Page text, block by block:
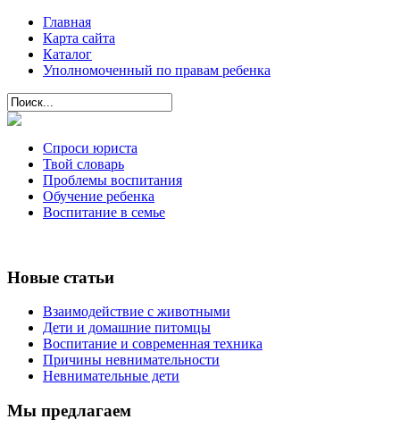
Главная
Карта сайта
Каталог
Уполномоченный по правам ребенка
Спроси юриста
Твой словарь
Проблемы воспитания
Обучение ребенка
Воспитание в семье
Новые статьи
Взаимодействие с животными
Дети и домашние питомцы
Воспитание и современная техника
Причины невнимательности
Невнимательные дети
Мы предлагаем